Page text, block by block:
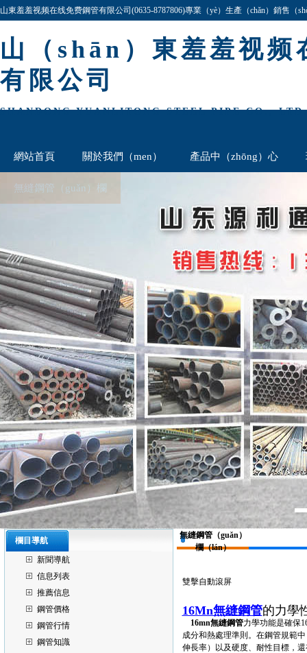
山東羞羞视频在线免费鋼管有限公司(0635-8787806)專業（yè）生產（chǎn）銷售
山（shān）東羞羞视频
有限公司
SHANDONG YUANLITONG STEEL PIPE CO.,
網站首頁 關於我們（men） 產品中（zhōng）心
無縫鋼管（guǎn）欄
欄目導航
新聞導航
信息列表
推薦信息
鋼管價格
鋼管行情
鋼管知識
無縫鋼管（guǎn）
欄（lán）
雙擊自動滾屏
16Mn無縫鋼管的力學
16mn無縫鋼管力學功能是確保
成分和熱處理準則。在鋼管規範
伸長率）以及硬度、耐性目標，